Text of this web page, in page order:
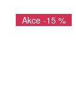
Akce -15 %